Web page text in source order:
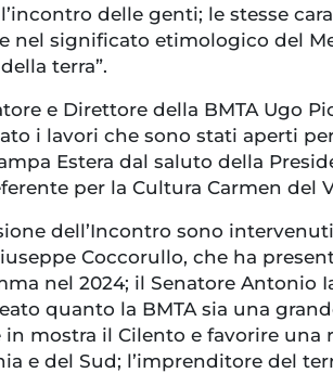
delle genti; le stesse
nel significato etimologico del
terra”.
e Direttore della BMTA Ugo
i lavori che sono stati aperti per
Estera dal saluto della
per la Cultura Carmen del
dell’Incontro sono
Coccorullo, che ha
nel 2024; il Senatore Antonio
quanto la BMTA sia una
in mostra il Cilento e favorire una
e del Sud; l’imprenditore del